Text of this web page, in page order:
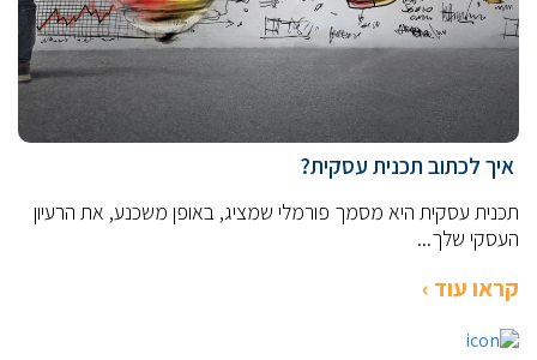
איך לכתוב תכנית עסקית?
תכנית עסקית היא מסמך פורמלי שמציג, באופן משכנע, את הרעיון
העסקי שלך...
קראו עוד ›